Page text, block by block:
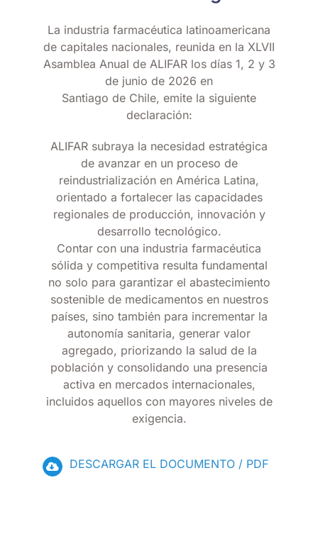
La industria farmacéutica latinoamericana
de capitales nacionales, reunida en la XLVII
Asamblea Anual de ALIFAR los días 1, 2 y 3
de junio de 2026 en
Santiago de Chile, emite la siguiente
declaración:
ALIFAR subraya la necesidad estratégica
de avanzar en un proceso de
reindustrialización en América Latina,
orientado a fortalecer las capacidades
regionales de producción, innovación y
desarrollo tecnológico.
Contar con una industria farmacéutica
sólida y competitiva resulta fundamental
no solo para garantizar el abastecimiento
sostenible de medicamentos en nuestros
países, sino también para incrementar la
autonomía sanitaria, generar valor
agregado, priorizando la salud de la
población y consolidando una presencia
activa en mercados internacionales,
incluidos aquellos con mayores niveles de
exigencia.
DESCARGAR EL DOCUMENTO / PDF